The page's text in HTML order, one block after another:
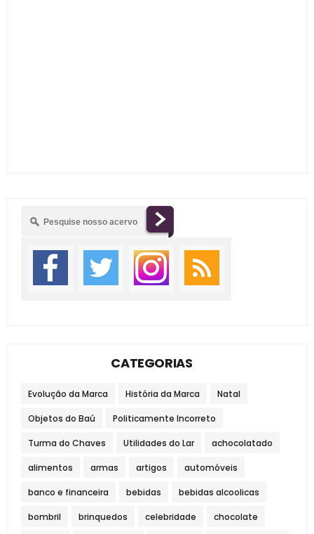
CATEGORIAS
Evolução da Marca História da Marca Natal
Objetos do Baú Politicamente Incorreto
Turma do Chaves Utilidades do Lar achocolatado
alimentos armas artigos automóveis
banco e financeira bebidas bebidas alcoolicas
bombril brinquedos celebridade chocolate